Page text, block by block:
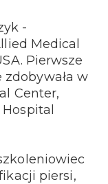
-
Medical
Pierwsze
w
Center,
piersi,